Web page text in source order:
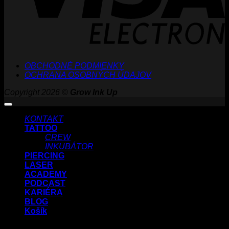
OBCHODNÉ PODMIENKY
OCHRANA OSOBNÝCH ÚDAJOV
Copyright 2026 © Grow Ink Up
KONTAKT
TATTOO
CREW
INKUBÁTOR
PIERCING
LASER
ACADEMY
PODCAST
KARIÉRA
BLOG
Košík